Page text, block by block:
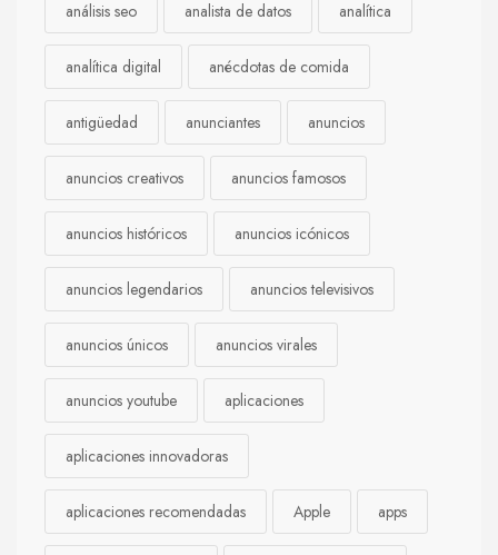
análisis seo analista de datos analítica
analítica digital anécdotas de comida
antigüedad anunciantes anuncios
anuncios creativos anuncios famosos
anuncios históricos anuncios icónicos
anuncios legendarios anuncios televisivos
anuncios únicos anuncios virales
anuncios youtube aplicaciones
aplicaciones innovadoras
aplicaciones recomendadas Apple apps